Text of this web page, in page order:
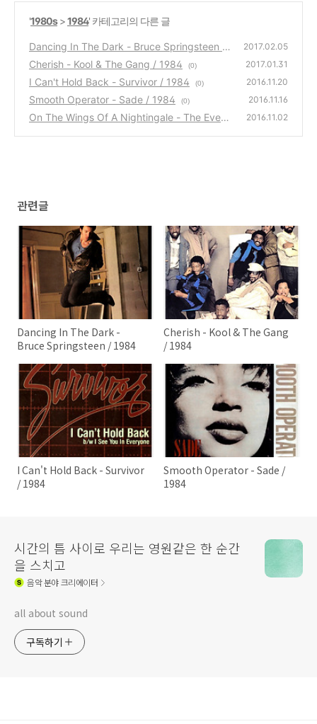
'1980s>1984' 카테고리의 다른 글
Dancing In The Dark - Bruce Springsteen /
1984
(2)
2017.02.05
Cherish - Kool & The Gang / 1984 (0) 2017.01.31
I Can't Hold Back - Survivor / 1984 (0) 2016.11.20
Smooth Operator - Sade / 1984 (0) 2016.11.16
On The Wings Of A Nightingale - The Everl
2016.11.02
관련글
Dancing In The Dark -
Bruce Springsteen / 1984
Cherish - Kool & The Gang
/ 1984
I Can't Hold Back - Survivor
/ 1984
Smooth Operator - Sade /
1984
시간의 틈 사이로 우리는 영원같은 한 순간
을 스치고
음악분야 크리에이터
all about sound
구독하기